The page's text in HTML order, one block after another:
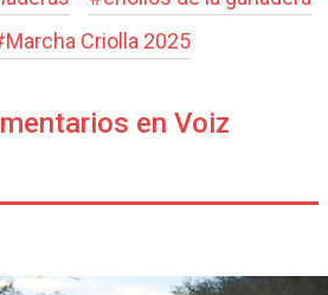
Marcha Criolla 2025
en Voiz